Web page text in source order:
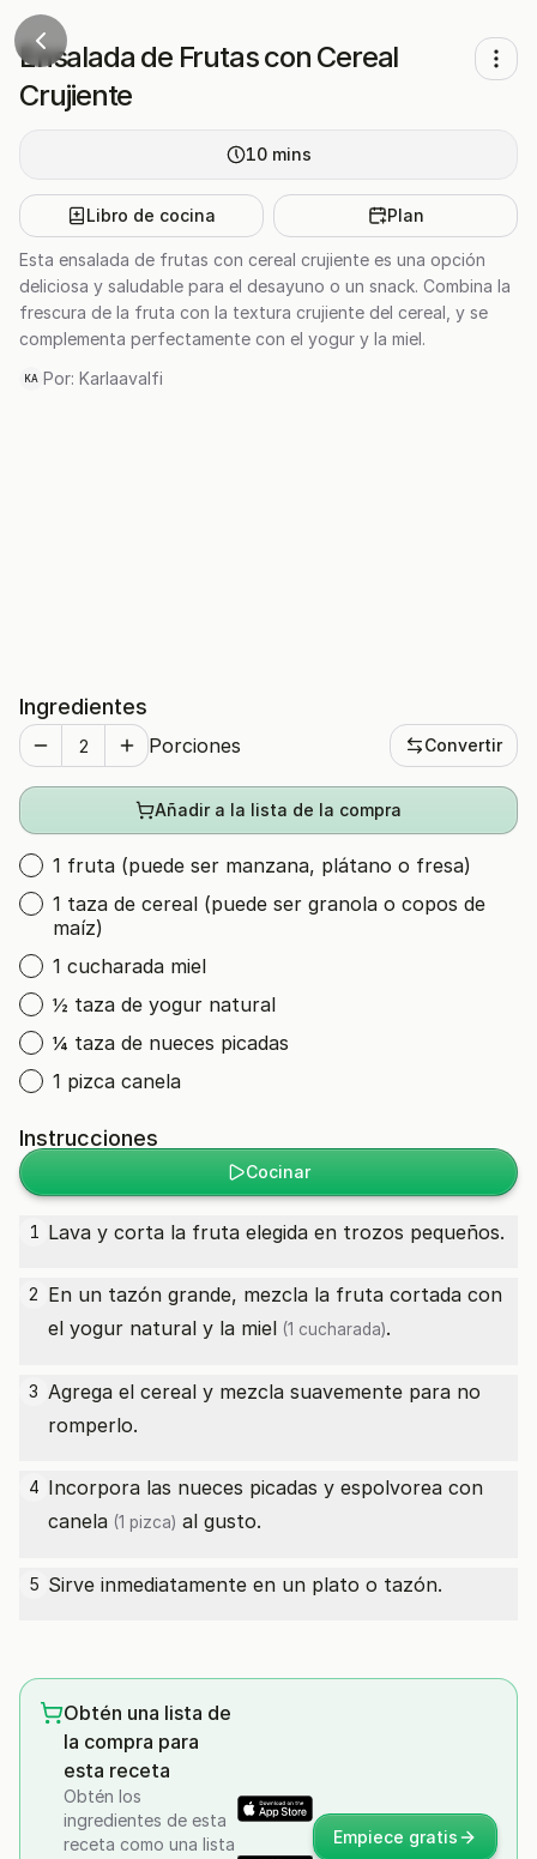
Ensalada de Frutas con Cereal
Crujiente
10 mins
Libro de cocina Plan
Esta ensalada de frutas con cereal crujiente es una opción
deliciosa y saludable para el desayuno o un snack. Combina la
frescura de la fruta con la textura crujiente del cereal, y se
complementa perfectamente con el yogur y la miel.
KA Por: Karlaavalfi
Ingredientes
Porciones Convertir
Añadir a la lista de la compra
1 fruta (puede ser manzana, plátano o fresa)
1 taza de cereal (puede ser granola o copos de
maíz)
1 cucharada miel
½ taza de yogur natural
¼ taza de nueces picadas
1 pizca canela
Instrucciones
Cocinar
1 Lava y corta la fruta elegida en trozos pequeños.
2 En un tazón grande, mezcla la fruta cortada con
el yogur natural y la miel (1 cucharada).
3 Agrega el cereal y mezcla suavemente para no
romperlo.
4 Incorpora las nueces picadas y espolvorea con
canela (1 pizca) al gusto.
5 Sirve inmediatamente en un plato o tazón.
Obtén una lista de
la compra para
esta receta
Obtén los
ingredientes de esta
receta como una lista
Empiece gratis